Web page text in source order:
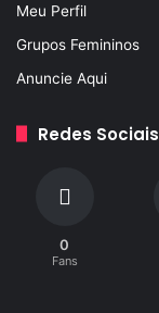
Meu Perfil
Grupos Femininos
Anuncie Aqui
Redes Sociais
0
Fans